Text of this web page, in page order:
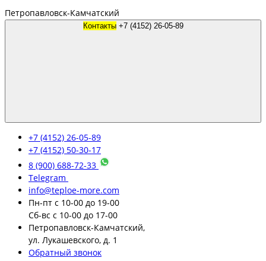
Петропавловск-Камчатский
Контакты +7 (4152) 26-05-89
+7 (4152) 26-05-89
+7 (4152) 50-30-17
8 (900) 688-72-33
Telegram
info@teploe-more.com
Пн-пт с 10-00 до 19-00
Сб-вс с 10-00 до 17-00
Петропавловск-Камчатский,
ул. Лукашевского, д. 1
Обратный звонок